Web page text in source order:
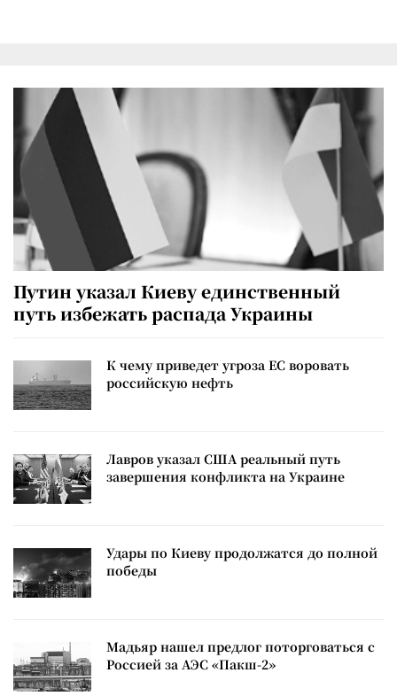
Путин указал Киеву единственный
путь избежать распада Украины
К чему приведет угроза ЕС воровать
российскую нефть
Лавров указал США реальный путь
завершения конфликта на Украине
Удары по Киеву продолжатся до полной
победы
Мадьяр нашел предлог поторговаться с
Россией за АЭС «Пакш-2»